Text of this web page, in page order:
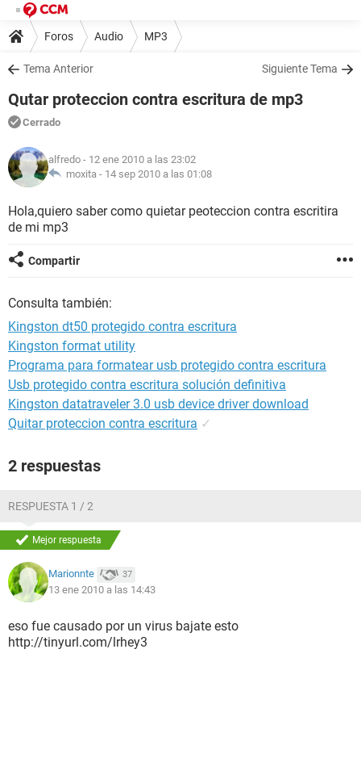
Foros Audio MP3
Tema Anterior Siguiente Tema
Qutar proteccion contra escritura de mp3
Cerrado
alfredo - 12 ene 2010 a las 23:02
moxita - 14 sep 2010 a las 01:08
Hola,quiero saber como quietar peoteccion contra escritira
de mi mp3
Compartir
Consulta también:
Kingston dt50 protegido contra escritura
Kingston format utility
Programa para formatear usb protegido contra escritura
Usb protegido contra escritura solución definitiva
Kingston datatraveler 3.0 usb device driver download
Quitar proteccion contra escritura ✓
2 respuestas
RESPUESTA 1 / 2
Mejor respuesta
Marionnte 37
13 ene 2010 a las 14:43
eso fue causado por un virus bajate esto
http://tinyurl.com/lrhey3